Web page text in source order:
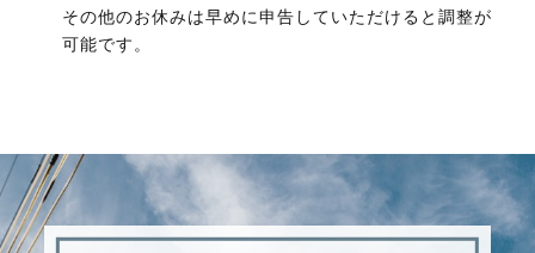
その他のお休みは早めに申告していただけると調整が
可能です。